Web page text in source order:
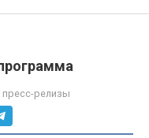
пресс-релизы